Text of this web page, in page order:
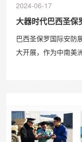
2024-06-17
大器时代巴西圣保
巴西圣保罗国际安防
大开展，作为中南美
到了巴西相关协会、